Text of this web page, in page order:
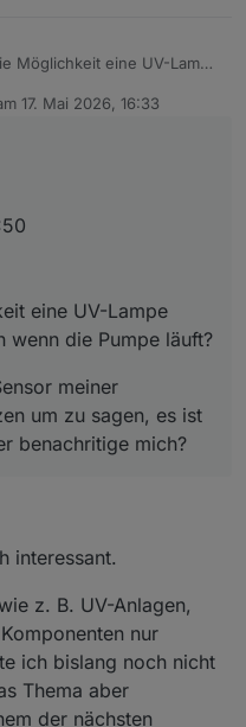
Möglichkeit eine UV-Lampe
Flow-Sensor meiner
alles ab, oder
17. Mai 2026, 16:33
von
eine UV-Lampe
wenn die Pumpe läuft?
meiner
um zu sagen, es ist
benachritige mich?
interessant.
z. B. UV-Anlagen,
nur
ich bislang noch nicht
Thema aber
der nächsten